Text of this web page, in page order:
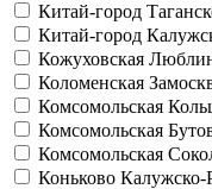
Китай-город
Китай-город
Кожуховская
Коломенская
Комсомольская
Комсомольская
Комсомольская
Коньково Калужско-